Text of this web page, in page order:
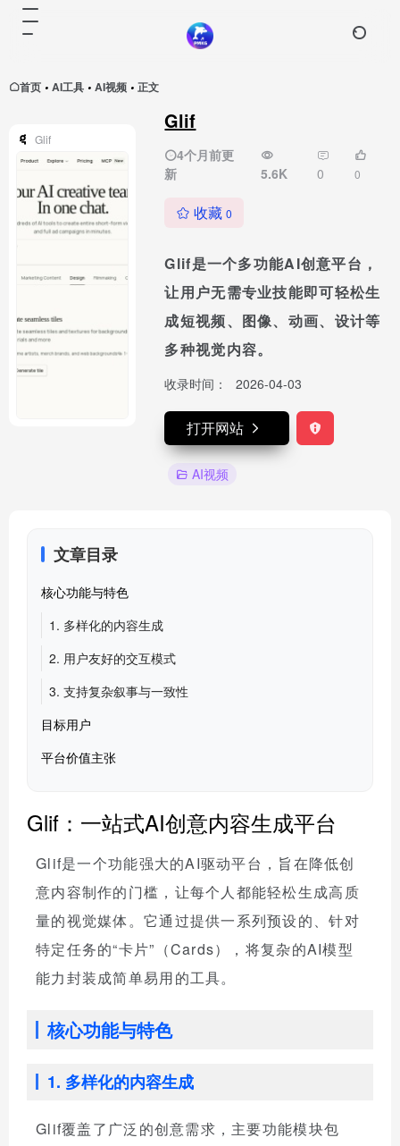
首页 • AI工具 • AI视频 • 正文
Glif
4个月前更
新
5.6K 0 0
收藏0
Glif是一个多功能AI创意平台，
让用户无需专业技能即可轻松生
成短视频、图像、动画、设计等
多种视觉内容。
收录时间： 2026-04-03
打开网站
AI视频
Glif
文章目录
核心功能与特色
1. 多样化的内容生成
2. 用户友好的交互模式
3. 支持复杂叙事与一致性
目标用户
平台价值主张
Glif：一站式AI创意内容生成平台
Glif是一个功能强大的AI驱动平台，旨在降低创
意内容制作的门槛，让每个人都能轻松生成高质
量的视觉媒体。它通过提供一系列预设的、针对
特定任务的“卡片”（Cards），将复杂的AI模型
能力封装成简单易用的工具。
核心功能与特色
1. 多样化的内容生成
Glif覆盖了广泛的创意需求，主要功能模块包